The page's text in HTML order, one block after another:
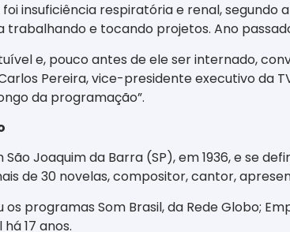
insuficiência respiratória e renal, segundo
trabalhando e tocando projetos. Ano
e, pouco antes de ele ser internado,
Pereira, vice-presidente executivo da
da programação”.
São Joaquim da Barra (SP), em 1936, e se
de 30 novelas, compositor, cantor,
os programas Som Brasil, da Rede Globo;
17 anos.